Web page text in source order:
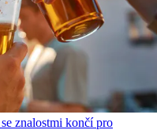
znalostmi končí pro